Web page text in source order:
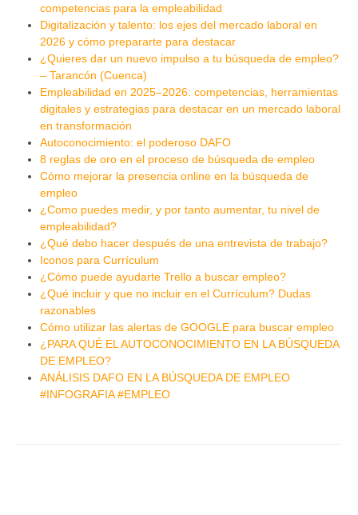
competencias para la empleabilidad
Digitalización y talento: los ejes del mercado laboral en
2026 y cómo prepararte para destacar
¿Quieres dar un nuevo impulso a tu búsqueda de empleo?
– Tarancón (Cuenca)
Empleabilidad en 2025–2026: competencias, herramientas
digitales y estrategias para destacar en un mercado laboral
en transformación
Autoconocimiento: el poderoso DAFO
8 reglas de oro en el proceso de búsqueda de empleo
Cómo mejorar la presencia online en la búsqueda de
empleo
¿Como puedes medir, y por tanto aumentar, tu nivel de
empleabilidad?
¿Qué debo hacer después de una entrevista de trabajo?
Iconos para Currículum
¿Cómo puede ayudarte Trello a buscar empleo?
¿Qué incluir y que no incluir en el Currículum? Dudas
razonables
Cómo utilizar las alertas de GOOGLE para buscar empleo
¿PARA QUÉ EL AUTOCONOCIMIENTO EN LA BÚSQUEDA
DE EMPLEO?
ANÁLISIS DAFO EN LA BÚSQUEDA DE EMPLEO
#INFOGRAFIA #EMPLEO